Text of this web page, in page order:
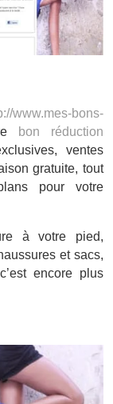
www.mes-bons-
bon réduction
ventes
gratuite, tout
pour votre
à votre pied,
et sacs,
c’est encore plus